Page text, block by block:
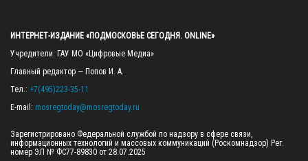
ИНТЕРНЕТ-ИЗДАНИЕ «ПОДМОСКОВЬЕ СЕГОДНЯ. ONLINE»
Учредители: ГАУ МО «Цифровые Медиа»
Главный редактор — Попов И. А.
Тел.: +7(495)223-35-11
E-mail: mosregtoday@mosregtoday.ru
Зарегистрировано Федеральной службой по надзору в сфере связи,
информационных технологий и массовых коммуникаций (Роскомнадзор) Рег.
номер ЭЛ № ФС77-89830 от 28.07.2025